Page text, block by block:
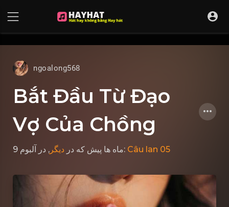
ngoalong568
Bắt Đầu Từ Đạo
Vợ Của Chồng
9 ماه ها پیش که در دیگر , در آلبوم: Câu lan 05